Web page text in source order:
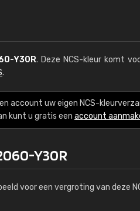
Y30R. Deze NCS-kleur komt
.
account uw eigen NCS-
kunt u gratis een account
Y30R
voor een vergroting van deze